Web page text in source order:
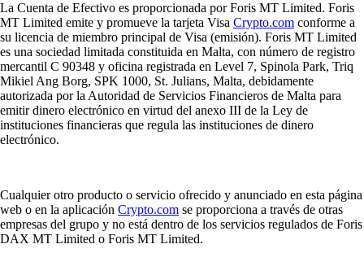
La Cuenta de Efectivo es proporcionada por Foris MT Limited. Foris
MT Limited emite y promueve la tarjeta Visa Crypto.com conforme a
su licencia de miembro principal de Visa (emisión). Foris MT Limited
es una sociedad limitada constituida en Malta, con número de registro
mercantil C 90348 y oficina registrada en Level 7, Spinola Park, Triq
Mikiel Ang Borg, SPK 1000, St. Julians, Malta, debidamente
autorizada por la Autoridad de Servicios Financieros de Malta para
emitir dinero electrónico en virtud del anexo III de la Ley de
instituciones financieras que regula las instituciones de dinero
electrónico.
Cualquier otro producto o servicio ofrecido y anunciado en esta página
web o en la aplicación Crypto.com se proporciona a través de otras
empresas del grupo y no está dentro de los servicios regulados de Foris
DAX MT Limited o Foris MT Limited.